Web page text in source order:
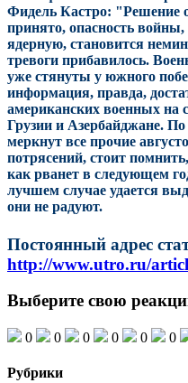
Фидель Кастро: "Решение
принято, опасность
ядерную, становится
тревоги прибавилось.
уже стянуты у южного
информация, правда,
американских военных на
Грузии и Азербайджане. По
меркнут все прочие
потрясений, стоит
как рванет в следующем
лучшем случае удается
они не радуют.
Постоянный адрес
http://www.utro.ru/
Выберите свою
0 0 0 0 0 0
Рубрики